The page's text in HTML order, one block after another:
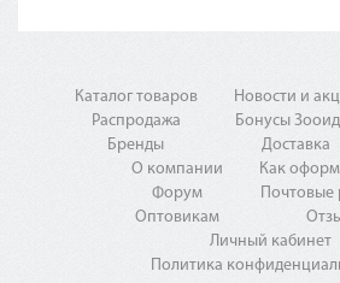
Каталог товаров
Распродажа
Бренды
Новости и
Бонусы
Доставка
О компании
Форум
Оптовикам
Как
Почтовые
Личный кабинет
Политика